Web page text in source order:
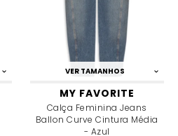
VER TAMANHOS
MY FAVORITE
Calça Feminina Jeans
Ballon Curve Cintura Média
- Azul